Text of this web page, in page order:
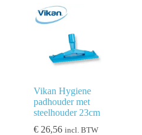
Vikan Hygiene
padhouder met
steelhouder 23cm
€ 26,56 incl. BTW